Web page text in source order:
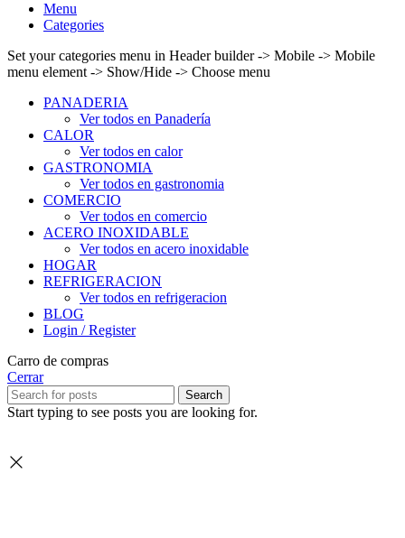
Menu
Categories
Set your categories menu in Header builder -> Mobile -> Mobile
menu element -> Show/Hide -> Choose menu
PANADERIA
Ver todos en Panadería
CALOR
Ver todos en calor
GASTRONOMIA
Ver todos en gastronomia
COMERCIO
Ver todos en comercio
ACERO INOXIDABLE
Ver todos en acero inoxidable
HOGAR
REFRIGERACION
Ver todos en refrigeracion
BLOG
Login / Register
Carro de compras
Cerrar
Search
Start typing to see posts you are looking for.